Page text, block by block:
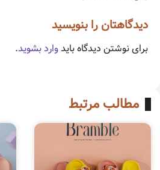
دیدگاهتان را بنویسید
برای نوشتن دیدگاه بایدوارد بشوید.
مطالب مرتبط